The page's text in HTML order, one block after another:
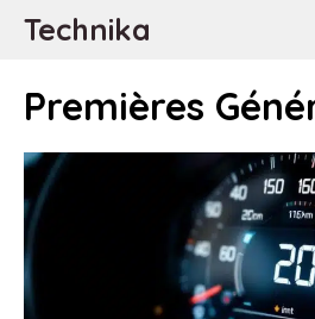
AllerTechnika
Premières